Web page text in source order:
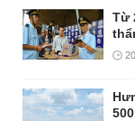
Từ